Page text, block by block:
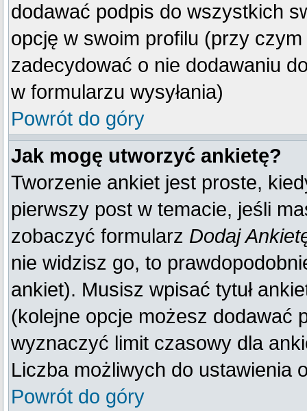
dodawać podpis do wszystkich
opcję w swoim profilu (przy
zadecydować o nie dodawaniu
w formularzu wysyłania)
Powrót do góry
Jak mogę utworzyć ankietę?
Tworzenie ankiet jest proste,
pierwszy post w temacie, jeśli
zobaczyć formularz Dodaj
nie widzisz go, to
ankiet). Musisz wpisać tytuł
(kolejne opcje możesz dodawać
wyznaczyć limit czasowy dla
Liczba możliwych do ustawienia
Powrót do góry